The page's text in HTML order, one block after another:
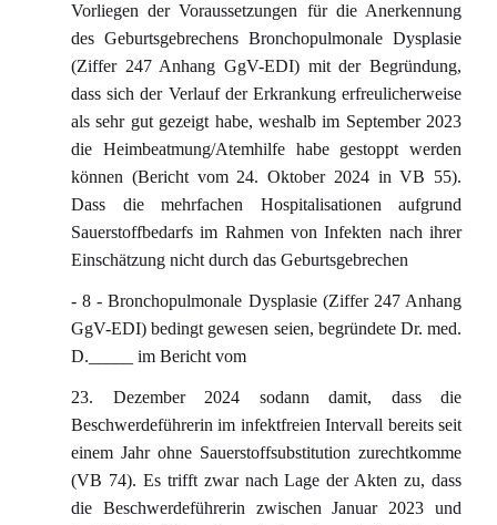
Vorliegen der Voraussetzungen für die Anerkennung
des Geburtsgebrechens Bronchopulmonale Dysplasie
(Ziffer 247 Anhang GgV-EDI) mit der Begründung,
dass sich der Verlauf der Erkrankung erfreulicherweise
als sehr gut gezeigt habe, weshalb im September 2023
die Heimbeatmung/Atemhilfe habe gestoppt werden
können (Bericht vom 24. Oktober 2024 in VB 55).
Dass die mehrfachen Hospitalisationen aufgrund
Sauerstoffbedarfs im Rahmen von Infekten nach ihrer
Einschätzung nicht durch das Geburtsgebrechen
- 8 - Bronchopulmonale Dysplasie (Ziffer 247 Anhang
GgV-EDI) bedingt gewesen seien, begründete Dr. med.
D._____ im Bericht vom
23. Dezember 2024 sodann damit, dass die
Beschwerdeführerin im infektfreien Intervall bereits seit
einem Jahr ohne Sauerstoffsubstitution zurechtkomme
(VB 74). Es trifft zwar nach Lage der Akten zu, dass
die Beschwerdeführerin zwischen Januar 2023 und